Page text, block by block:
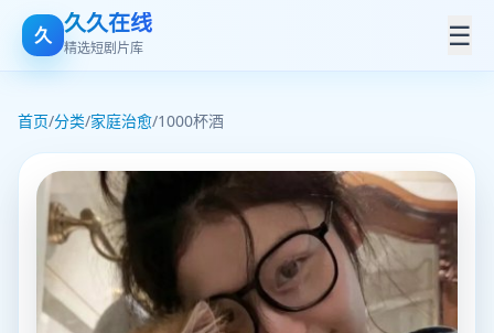
久 久久在线
精选短剧片库 ☰
首页/分类/家庭治愈/1000杯酒